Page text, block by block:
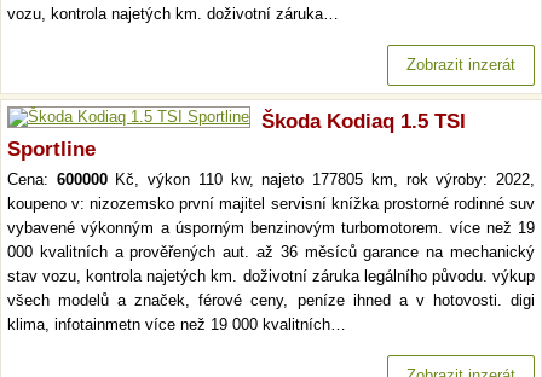
vozu, kontrola najetých km. doživotní záruka…
Zobrazit inzerát
Škoda Kodiaq 1.5 TSI
Sportline
Cena: 600000Kč, výkon 110 kw, najeto 177805 km, rok výroby: 2022,
koupeno v: nizozemsko první majitel servisní knížka prostorné rodinné suv
vybavené výkonným a úsporným benzinovým turbomotorem. více než 19
000 kvalitních a prověřených aut. až 36 měsíců garance na mechanický
stav vozu, kontrola najetých km. doživotní záruka legálního původu. výkup
všech modelů a značek, férové ceny, peníze ihned a v hotovosti. digi
klima, infotainmetn více než 19 000 kvalitních…